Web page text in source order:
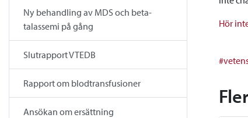
Ny behandling av MDS och beta-
talassemi på gång
Slutrapport VTEDB
Rapport om blodtransfusioner
Ansökan om ersättning
Hör